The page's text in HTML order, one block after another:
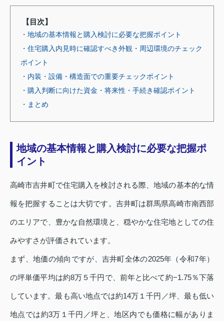
【目次】
・地域の基本情報と購入検討に必要な把握ポイント
・住宅購入内見時に確認すべき外観・周辺環境のチェック
ポイント
・内装・設備・構造面での重要チェックポイント
・購入判断に向けた資金・将来性・手続き確認ポイント
・まとめ
地域の基本情報と購入検討に必要な把握ポ
イント
高崎市吉井町で住宅購入を検討される際、地域の基本的な情
報を把握することは大切です。吉井町は群馬県高崎市南西部
のエリアで、豊かな自然環境と、穏やかな住宅地としての住
みやすさが評価されています。
まず、地価の傾向ですが、吉井町全体の2025年（令和7年）
の坪単価平均は約8万５千円で、前年と比べて約−1.75％下落
しています。最も高い地点では約14万１千円／坪、最も低い
地点では約3万１千円／坪と、地区内でも価格に幅がありま